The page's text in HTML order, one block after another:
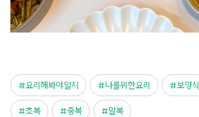
요리해봐야알지 나를위한요리 보양식
초복 중복 말복